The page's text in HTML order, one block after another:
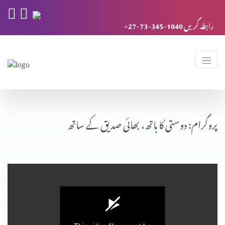
+27-73-345-1040 رابطہ کریں
پروگرام: دوستی کا ہاتھ، بھائی صدیق کے ساتھ